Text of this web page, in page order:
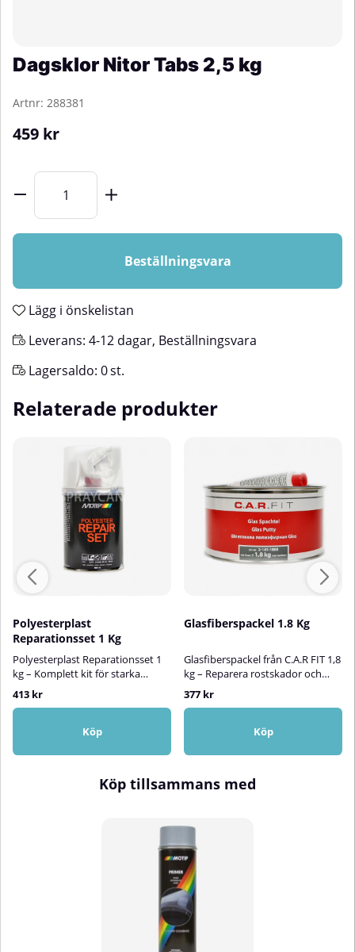
Dagsklor Nitor Tabs 2,5 kg
Artnr: 288381
459 kr
Beställningsvara
Lägg i önskelistan
Leverans: 4-12 dagar, Beställningsvara
Lagersaldo: 0st.
Relaterade produkter
Polyesterplast
Reparationsset 1 Kg
Polyesterplast Reparationsset 1
kg – Komplett kit för starka
reparationer!2-komponents
polyesterharts att användas
tillsammans med medföljande
glasfibermatta och
för att fylla hål och sprickor i ytor
och polyester.Motip Polyester
konstruktioner.Polyesterhartset
är elastiskt, väderbeständigt och
härdning kan ytan endast slipas
mekaniskt.✅ Fördelar med Motip
413 kr
Köp
Glasfiberspackel 1.8 Kg
Glasfiberspackel från C.A.R FIT 1,8
kg – Reparera rostskador och
små hål med styrka och
hållbarhetGlasfiberspackel från
C.A.R FIT är ett tvåkomponents
polyesterspackel förstärkt med
exceptionell hållfasthet och
den glasfiberförstärkta formulan
en jämn och slät finish.Detta
spackel är särskilt lämpligt för att
fylla mindre hål, sprickor och
korrosionsskador på fordon,
maskiner och andra
metallkonstruktioner. Den goda
vidhäftningen gör att spacklet
fäster utmärkt på en rad olika
material, vilket ger ett pålitligt
377 kr
Köp
Köp tillsammans med